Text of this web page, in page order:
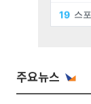
주요뉴스